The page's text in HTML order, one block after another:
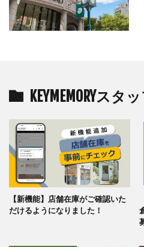
KEYMEMORYスタ
【新機能】店舗在庫がご確認いた
だけるようになりました！